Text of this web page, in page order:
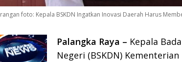
foto: Kepala BSKDN Ingatkan Inovasi Daerah Harus
Palangka Raya – Kepala
Negeri (BSKDN)